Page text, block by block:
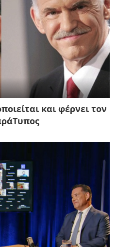
και φέρνει τον